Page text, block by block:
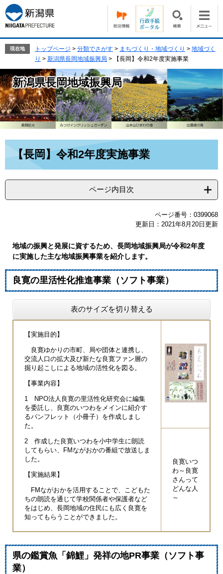
ー
ジ
の
で
す。
ニ
ュ
ー
ば
し
て
本
文
へ
現在地 トップページ > 分類でさがす > まちづくり・地域づくり > 地域づく
り > 新潟県長岡地域振興局 > 【長岡】令和2年度実施事業
新潟県長岡地域振興局
【長岡】令和2年度実施事業
ページ内目次
ページ番号：0399068
更新日：2021年8月20日更新
地域の振興と発展に資するため、長岡地域振興局が令和2年度
に実施した主な地域振興事業を紹介します。
良寛の里活性化推進事業（ソフト事業）
表のサイズを切り替える
【実施目的】
良寛ゆかりの市町、局や団体と連携し、
交流人口の拡大及び新たな良寛ファン層の
掘り起こしによる地域の活性化を図る。
【事業内容】
1 NPO法人良寛の里活性化研究会に編集
を委託し、良寛のいつわをメインに紹介す
るパンフレット（小冊子）を作成しまし
た。
2 作成した良寛いつわを小中学生に朗読
してもらい、FMながおかの番組で放送しま
した。
【実施結果】
FMながおかを活用することで、こどもた
ちの朗読を通じて学校関係者や保護者など
をはじめ、長岡地域の住民にも広く良寛を
知ってもらうことができました。
良寛いつ
わ～良寛
さんって
どんな人
～
県の鑑賞魚「錦鯉」発祥の地PR事業（ソフト事
業）